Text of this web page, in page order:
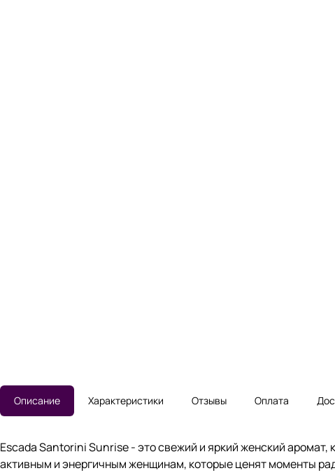
Описание Характеристики Отзывы Оплата
Escada Santorini Sunrise - это свежий и яркий женский
активным и энергичным женщинам, которые ценят моменты